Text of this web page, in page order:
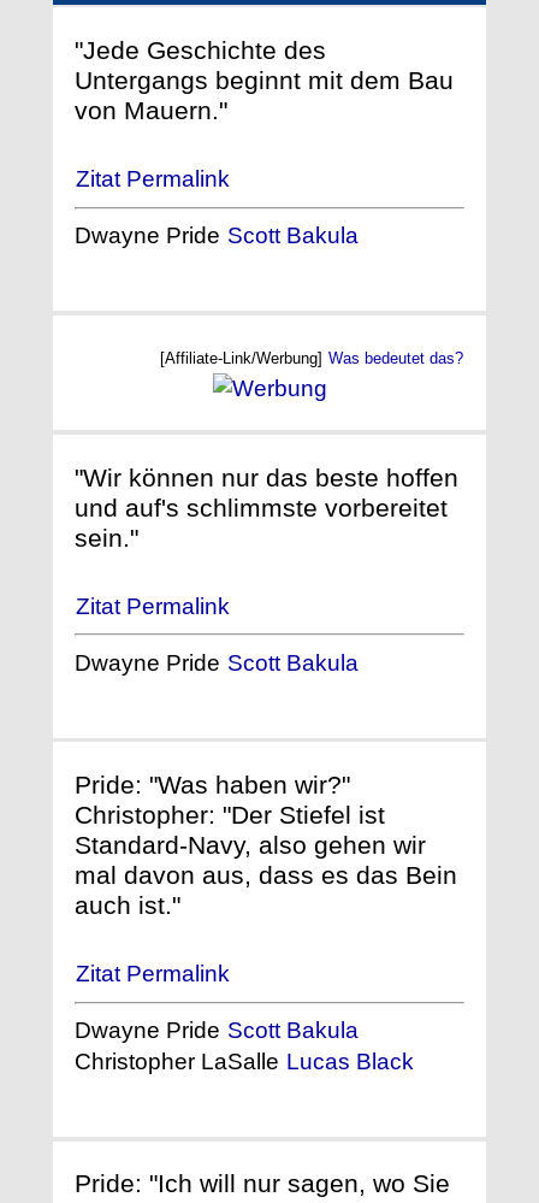
"Jede Geschichte des
Untergangs beginnt mit dem Bau
von Mauern."
Zitat Permalink
Dwayne Pride Scott Bakula
[Affiliate-Link/Werbung] Was bedeutet das?
"Wir können nur das beste hoffen
und auf's schlimmste vorbereitet
sein."
Zitat Permalink
Dwayne Pride Scott Bakula
Pride: "Was haben wir?"
Christopher: "Der Stiefel ist
Standard-Navy, also gehen wir
mal davon aus, dass es das Bein
auch ist."
Zitat Permalink
Dwayne Pride Scott Bakula
Christopher LaSalle Lucas Black
Pride: "Ich will nur sagen, wo Sie